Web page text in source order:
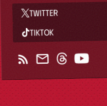
TWITTER
TIKTOK